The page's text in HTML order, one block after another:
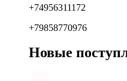
+74956311172
+79858770976
Новые